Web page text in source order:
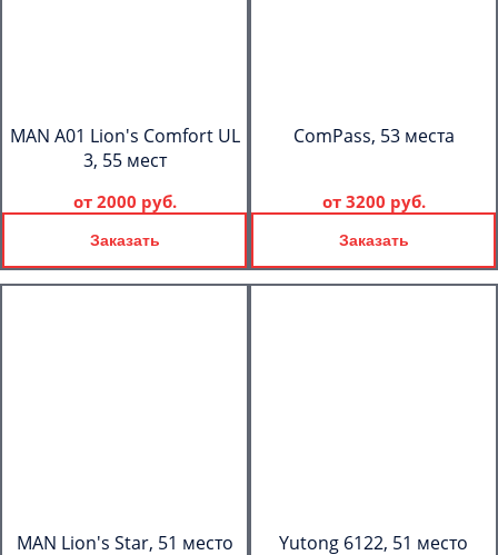
MAN A01 Lion's Comfort UL
3, 55 мест
от 2000 руб.
Заказать
ComPass, 53 места
от 3200 руб.
Заказать
MAN Lion's Star, 51 место Yutong 6122, 51 место